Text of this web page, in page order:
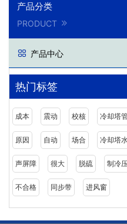
产品分类
PRODUCT
产品中心
热门标签
成本 震动 校核 冷却塔
原因 自动 场合 冷却塔
声屏障 很大 脱硫 制冷
不合格 同步带 进风窗